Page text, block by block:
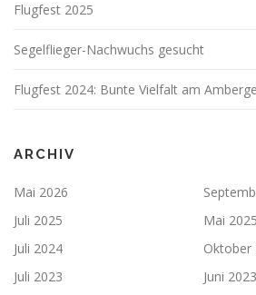
Flugfest 2025
Segelflieger-Nachwuchs gesucht
Flugfest 2024: Bunte Vielfalt am
ARCHIV
Mai 2026
Juli 2025
Mai 2025
Juli 2024
Oktober
Juli 2023
Juni 2023